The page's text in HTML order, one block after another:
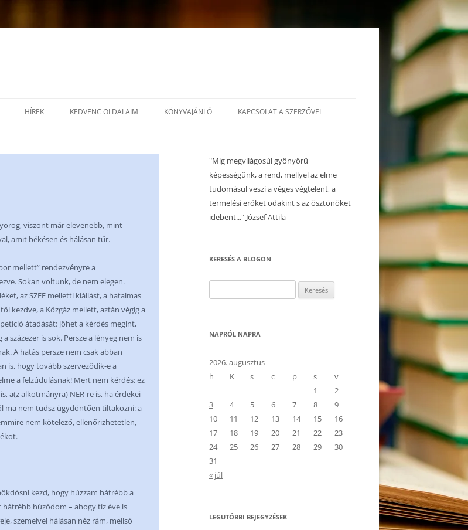
HÍREK KEDVENC OLDALAIM KÖNYVAJÁNLÓ KAPCSOLAT A SZERZŐVEL
viszont már elevenebb, mint
amit békésen és hálásan tűr.
mellett” rendezvényre a
Sokan voltunk, de nem elegen.
az SZFE melletti kiállást, a hatalmas
kezdve, a Közgáz mellett, aztán végig a
átadását: jöhet a kérdés megint,
százezer is sok. Persze a lényeg nem is
A hatás persze nem csak abban
is, hogy tovább szerveződik-e a
a felzúdulásnak! Mert nem kérdés: ez
a(z alkotmányra) NER-re is, ha érdekei
ma nem tudsz ügydöntően tiltakozni: a
nem kötelező, ellenőrizhetetlen,
kezd, hogy húzzam hátrébb a
húzódom – ahogy tíz éve is
szemeivel hálásan néz rám, mellső
"Mig megvilágosúl gyönyörű
képességünk, a rend, mellyel az elme
tudomásul veszi a véges végtelent, a
termelési erőket odakint s az ösztönöket
idebent..." József Attila
KERESÉS A BLOGON
NAPRÓL NAPRA
2026. augusztus
h
K s c p s
v
1
2
3
4 5 6 7 8
9
10
11 12 13 14 15
16
17
18 19 20 21 22
23
24
25 26 27 28 29
30
31
« júl
LEGUTÓBBI BEJEGYZÉSEK